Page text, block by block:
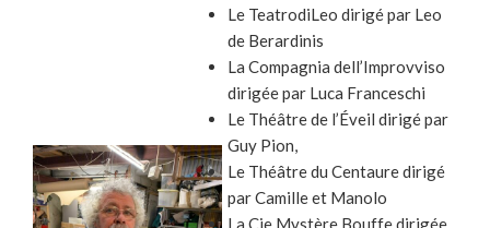
Le TeatrodiLeo dirigé par Leo
de Berardinis
La Compagnia dell’Improvviso
dirigée par Luca Franceschi
Le Théâtre de l’Éveil dirigé par
Guy Pion,
Le Théâtre du Centaure dirigé
par Camille et Manolo
La Cie Mystère Bouffe dirigée